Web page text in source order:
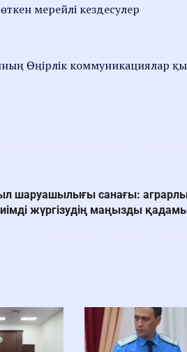
мерейлі кездесулер
Өңірлік коммуникациялар
шаруашылығы санағы:
жүргізудің маңызды